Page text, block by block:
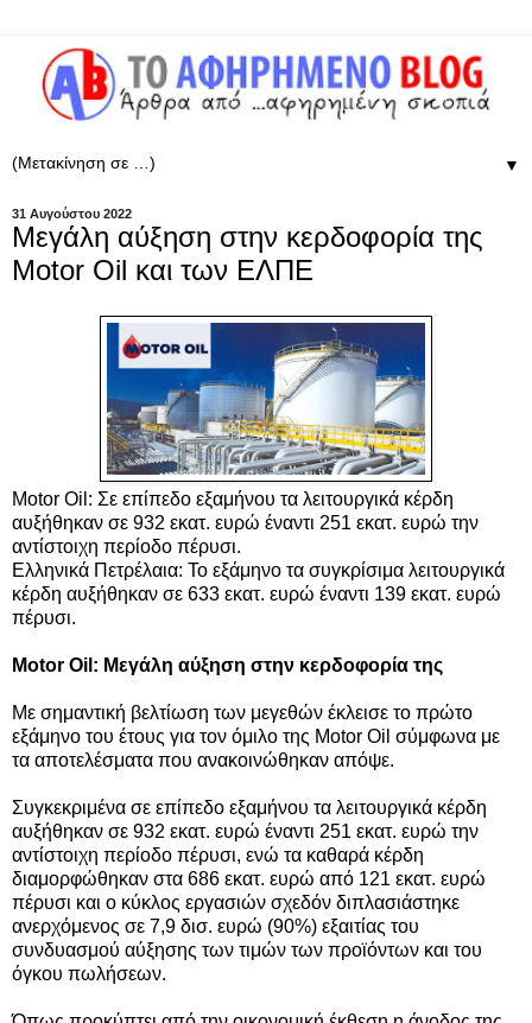
▼
31 Αυγούστου 2022
Μεγάλη αύξηση στην κερδοφορία της
Motor Oil και των ΕΛΠΕ
Motor Oil: Σε επίπεδο εξαμήνου τα λειτουργικά κέρδη
αυξήθηκαν σε 932 εκατ. ευρώ έναντι 251 εκατ. ευρώ την
αντίστοιχη περίοδο πέρυσι.
Ελληνικά Πετρέλαια: Το εξάμηνο τα συγκρίσιμα λειτουργικά
κέρδη αυξήθηκαν σε 633 εκατ. ευρώ έναντι 139 εκατ. ευρώ
πέρυσι.
Motor Oil: Μεγάλη αύξηση στην κερδοφορία της
Με σημαντική βελτίωση των μεγεθών έκλεισε το πρώτο
εξάμηνο του έτους για τον όμιλο της Motor Οil σύμφωνα με
τα αποτελέσματα που ανακοινώθηκαν απόψε.
Συγκεκριμένα σε επίπεδο εξαμήνου τα λειτουργικά κέρδη
αυξήθηκαν σε 932 εκατ. ευρώ έναντι 251 εκατ. ευρώ την
αντίστοιχη περίοδο πέρυσι, ενώ τα καθαρά κέρδη
διαμορφώθηκαν στα 686 εκατ. ευρώ από 121 εκατ. ευρώ
πέρυσι και ο κύκλος εργασιών σχεδόν διπλασιάστηκε
ανερχόμενος σε 7,9 δισ. ευρώ (90%) εξαιτίας του
συνδυασμού αύξησης των τιμών των προϊόντων και του
όγκου πωλήσεων.